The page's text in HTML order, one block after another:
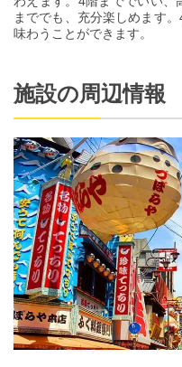
まででも、充分楽しめます
味わうことができます。
施設の周辺情報